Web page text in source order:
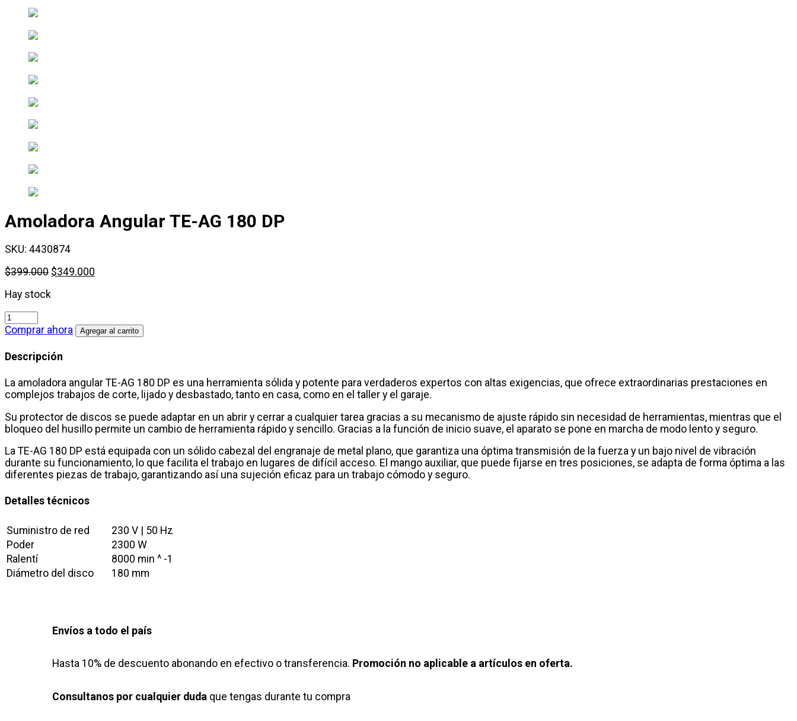
Amoladora Angular TE-AG 180 DP
SKU: 4430874
$399.000 $349.000
Hay stock
Amoladora
Angular
AG
180
cantidad
Comprar ahora Agregar al carrito
Descripción
La amoladora angular TE-AG 180 DP es una herramienta sólida y potente para verdaderos expertos con altas exigencias, que ofrece extraordinarias prestaciones en
complejos trabajos de corte, lijado y desbastado, tanto en casa, como en el taller y el garaje.
Su protector de discos se puede adaptar en un abrir y cerrar a cualquier tarea gracias a su mecanismo de ajuste rápido sin necesidad de herramientas, mientras que el
bloqueo del husillo permite un cambio de herramienta rápido y sencillo. Gracias a la función de inicio suave, el aparato se pone en marcha de modo lento y seguro.
La TE-AG 180 DP está equipada con un sólido cabezal del engranaje de metal plano, que garantiza una óptima transmisión de la fuerza y un bajo nivel de vibración
durante su funcionamiento, lo que facilita el trabajo en lugares de difícil acceso. El mango auxiliar, que puede fijarse en tres posiciones, se adapta de forma óptima a las
diferentes piezas de trabajo, garantizando así una sujeción eficaz para un trabajo cómodo y seguro.
Detalles técnicos
Suministro de red
230 V | 50 Hz
Poder
2300 W
Ralentí
8000 min ^ -1
Diámetro del disco
180 mm
Envíos a todo el país
Hasta 10% de descuento abonando en efectivo o transferencia. Promoción no aplicable a artículos en oferta.
Consultanos por cualquier duda que tengas durante tu compra